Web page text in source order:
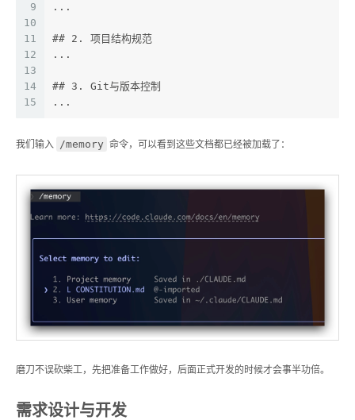
9
10
11
12
13
14
15
...
## 2. 项目结构规范
...
## 3. Git与版本控制
...
我们输入 /memory 命令，可以看到这些文档都已经被加载了：
磨刀不误砍柴工，先把准备工作做好，后面正式开发的时候才会事半功倍。
需求设计与开发